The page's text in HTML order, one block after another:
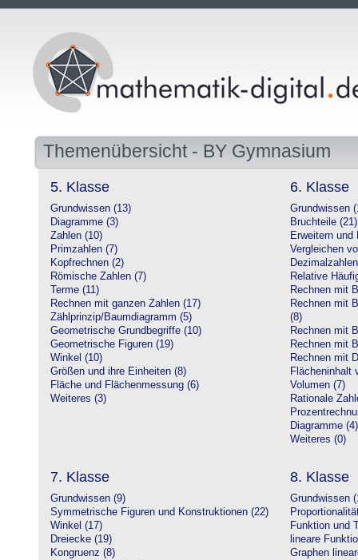
Themenübersicht - BY Gymnasium
5. Klasse
Grundwissen (13)
Diagramme (3)
Zahlen (10)
Primzahlen (7)
Kopfrechnen (2)
Römische Zahlen (7)
Terme (11)
Rechnen mit ganzen Zahlen (17)
Zählprinzip/Baumdiagramm (5)
Geometrische Grundbegriffe (10)
Geometrische Figuren (19)
Winkel (10)
Größen und ihre Einheiten (8)
Fläche und Flächenmessung (6)
Weiteres (3)
6. Klasse
Grundwissen
Bruchteile (21)
Erweitern und
Vergleichen
Relative
Rechnen mit
Rechnen mit
(8)
Rechnen mit
Rechnen mit
Rechnen mit
Flächeninhalt
Volumen (7)
Rationale
Diagramme (4)
Weiteres (0)
7. Klasse
Grundwissen (9)
Symmetrische Figuren und Konstruktionen (22)
Winkel (17)
Dreiecke (19)
Kongruenz (8)
8. Klasse
Grundwissen
Funktion und
lineare
Graphen